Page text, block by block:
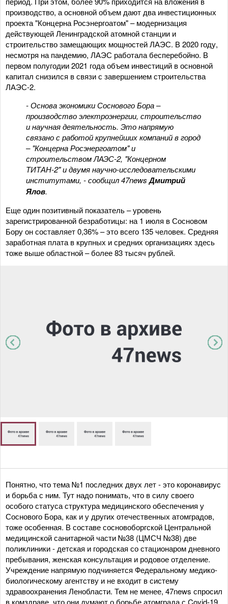
производство, а основной объем дают два инвестиционных
проекта "Концерна Росэнергоатом" – модернизация
действующей Ленинградской атомной станции и
строительство замещающих мощностей ЛАЭС. В 2020 году,
несмотря на пандемию, ЛАЭС работала бесперебойно. В
первом полугодии 2021 года объем инвестиций в основной
капитал снизился в связи с завершением строительства
ЛАЭС-2.
- Основа экономики Соснового Бора –
производство электроэнергии, строительство
и научная деятельность. Это напрямую
связано с работой крупнейших компаний в город
– "Концерна Росэнергоатом" и
строительством ЛАЭС-2, "Концерном
ТИТАН-2" и двумя научно-исследовательскими
институтами, - сообщил 47newsДмитрий
Ялов.
Еще один позитивный показатель – уровень
зарегистрированной безработицы: на 1 июля в Сосновом
Бору он составляет 0,36% – это всего 135 человек. Средняя
заработная плата в крупных и средних организациях здесь
тоже выше областной – более 83 тысяч рублей.
Понятно, что тема №1 последних двух лет - это коронавирус
и борьба с ним. Тут надо понимать, что в силу своего
особого статуса структура медицинского обеспечения у
Соснового Бора, как и у других отечественных атомградов,
тоже особенная. В составе сосновоборгской Центральной
медицинской санитарной части №38 (ЦМСЧ №38) две
поликлиники - детская и городская со стационаром дневного
пребывания, женская консультация и родовое отделение.
Учреждение напрямую подчиняется Федеральному медико-
биологическому агентству и не входит в систему
здравоохранения Ленобласти. Тем не менее, 47news спросил
в комздраве, что они думают о борьбе атомграда с Covid-19.